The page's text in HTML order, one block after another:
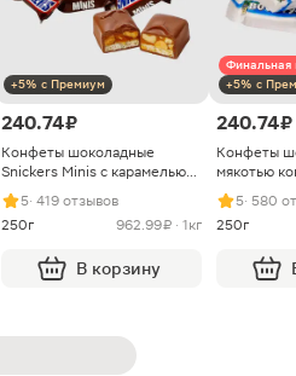
+5% с Премиум
240.74 ₽
Конфеты шоколадные
Snickers Minis с карамелью
арахисом и нугой
5· 419 отзывов
250г
962.99 ₽ · 1кг
В корзину
Финальная
+5% с
240.74 ₽
Конфеты
мякотью
5· 580
250г